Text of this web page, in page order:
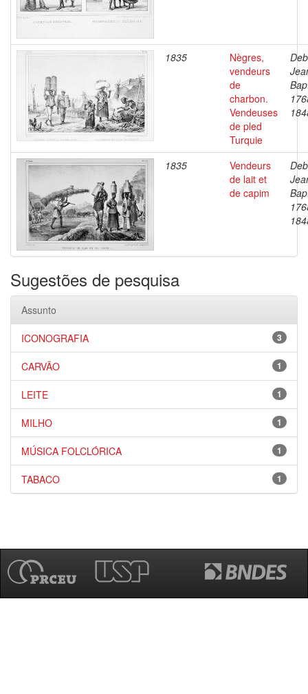
1835
Nègres,
vendeurs
de
charbon.
Vendeuses
de pled
Turquie
1835
Vendeurs
de lait et
de capim
Sugestões de pesquisa
Assunto
3
ICONOGRAFIA
1
CARVÃO
1
LEITE
1
MILHO
1
MÚSICA FOLCLÓRICA
1
TABACO